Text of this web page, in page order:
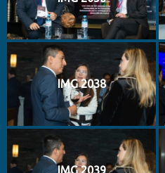
IMG 2038
IMG 2039